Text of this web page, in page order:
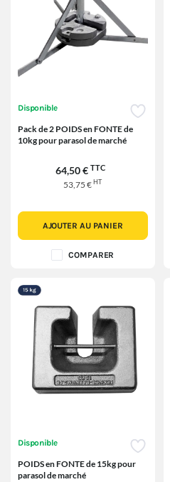
Disponible
Pack de 2 POIDS en FONTE de
10kg pour parasol de marché
64,50 € TTC
53,75 €HT
AJOUTER AU PANIER
COMPARER
Disponible
POIDS en FONTE de 15kg pour
parasol de marché